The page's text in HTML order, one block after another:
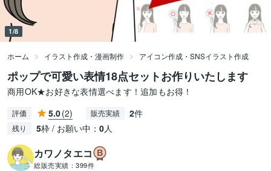
1/8
ホーム イラスト作成・漫画制作 アイコン作成・SNSイラスト作成
ポップで可愛い表情18点セットお作りいたします
商用OK★お好きな表情選べます！追加もお得！
評価 5.0(2) 販売実績 2件
残り 5枠 / お願い中： 0人
カワノタエコ
総販売実績： 399件